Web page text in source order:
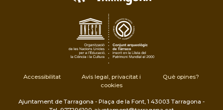
Accessibilitat
Avís legal, privacitat i
cookies
Què opines?
Ajuntament de Tarragona - Plaça de la Font, 1 43003 Tarragona -